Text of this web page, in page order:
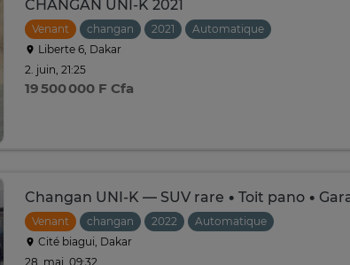
CHANGAN UNI-K 2021
Venant changan 2021
Automatique
Liberte 6, Dakar
2. juin, 21:25
19 500 000 F Cfa
Changan UNI-K — SUV rare • Toit pano •
Venant changan 2022
Automatique
Cité biagui, Dakar
28. mai, 09:32